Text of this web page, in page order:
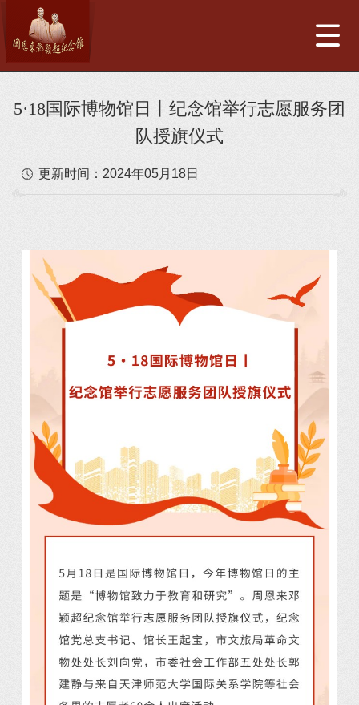
5·18国际博物馆日丨纪念馆举行志愿服务团
队授旗仪式
更新时间： 2024年05月18日